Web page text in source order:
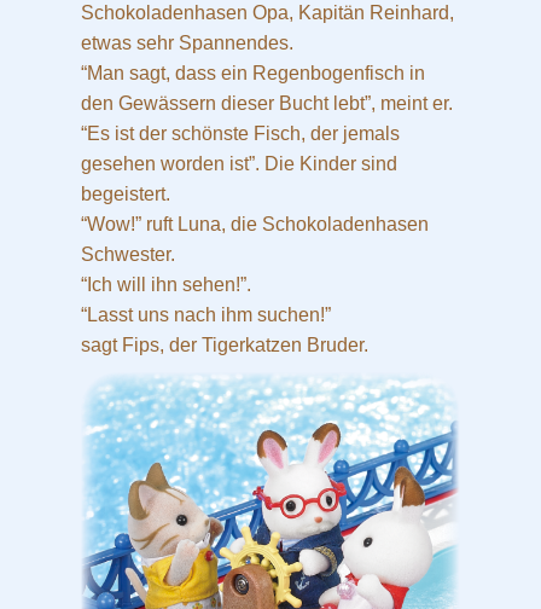
Schokoladenhasen Opa, Kapitän Reinhard,
etwas sehr Spannendes.
“Man sagt, dass ein Regenbogenfisch in
den Gewässern dieser Bucht lebt”, meint er.
“Es ist der schönste Fisch, der jemals
gesehen worden ist”. Die Kinder sind
begeistert.
“Wow!” ruft Luna, die Schokoladenhasen
Schwester.
“Ich will ihn sehen!”.
“Lasst uns nach ihm suchen!”
sagt Fips, der Tigerkatzen Bruder.